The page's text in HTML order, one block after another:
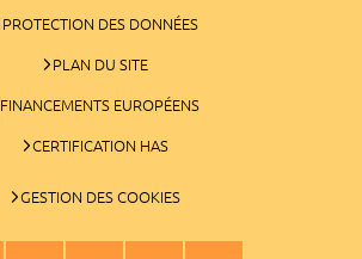
PROTECTION DES DONNÉES
PLAN DU SITE
FINANCEMENTS EUROPÉENS
CERTIFICATION HAS
GESTION DES COOKIES